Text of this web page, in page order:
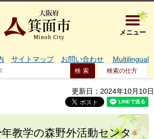
大阪府箕
メニュー
サイトマップ お問い合わせ Multilingual
検索の仕方
更新日：2024年10月10日
教学の森野外活動センタ